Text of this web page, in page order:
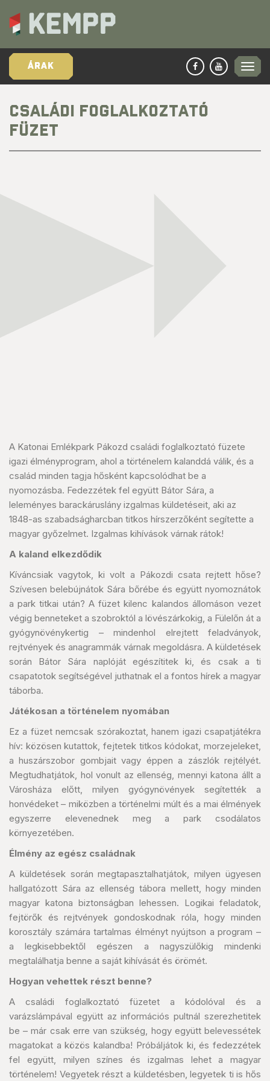
ÁRAK
CSALÁDI FOGLALKOZTATÓ
FÜZET
A Katonai Emlékpark Pákozd családi foglalkoztató füzete
igazi élményprogram, ahol a történelem kalanddá válik, és a
család minden tagja hősként kapcsolódhat be a
nyomozásba. Fedezzétek fel együtt Bátor Sára, a
leleményes barackáruslány izgalmas küldetéseit, aki az
1848-as szabadságharcban titkos hírszerzőként segítette a
magyar győzelmet. Izgalmas kihívások várnak rátok!
A kaland elkezdődik
Kíváncsiak vagytok, ki volt a Pákozdi csata rejtett hőse?
Szívesen belebújnátok Sára bőrébe és együtt nyomoznátok
a park titkai után? A füzet kilenc kalandos állomáson vezet
végig benneteket a szobroktól a lövészárkokig, a Fülelőn át a
gyógynövénykertig – mindenhol elrejtett feladványok,
rejtvények és anagrammák várnak megoldásra. A küldetések
során Bátor Sára naplóját egészítitek ki, és csak a ti
csapatotok segítségével juthatnak el a fontos hírek a magyar
táborba.
Játékosan a történelem nyomában
Ez a füzet nemcsak szórakoztat, hanem igazi csapatjátékra
hív: közösen kutattok, fejtetek titkos kódokat, morzejeleket,
a huszárszobor gombjait vagy éppen a zászlók rejtélyét.
Megtudhatjátok, hol vonult az ellenség, mennyi katona állt a
Városháza előtt, milyen gyógynövények segítették a
honvédeket – miközben a történelmi múlt és a mai élmények
egyszerre elevenednek meg a park csodálatos
környezetében.
Élmény az egész családnak
A küldetések során megtapasztalhatjátok, milyen ügyesen
hallgatózott Sára az ellenség tábora mellett, hogy minden
magyar katona biztonságban lehessen. Logikai feladatok,
fejtörők és rejtvények gondoskodnak róla, hogy minden
korosztály számára tartalmas élményt nyújtson a program –
a legkisebbektől egészen a nagyszülőkig mindenki
megtalálhatja benne a saját kihívását és örömét.
Hogyan vehettek részt benne?
A családi foglalkoztató füzetet a kódolóval és a
varázslámpával együtt az információs pultnál szerezhetitek
be – már csak erre van szükség, hogy együtt belevessétek
magatokat a közös kalandba! Próbáljátok ki, és fedezzétek
fel együtt, milyen színes és izgalmas lehet a magyar
történelem! Vegyetek részt a küldetésben, legyetek ti is hős